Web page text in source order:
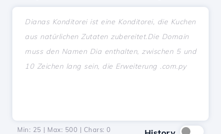
Min: 25 | Max: 500 | Chars: 0